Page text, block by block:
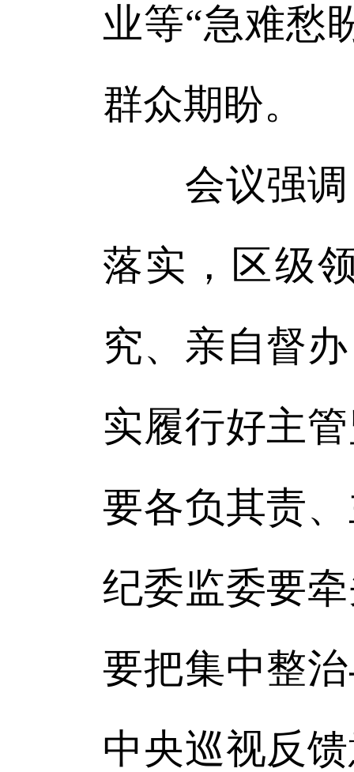
业等“急难愁
群众期盼。
会议强调
落实，区级
究、亲自督
实履行好主
要各负其责
纪委监委要
要把集中整
中央巡视反